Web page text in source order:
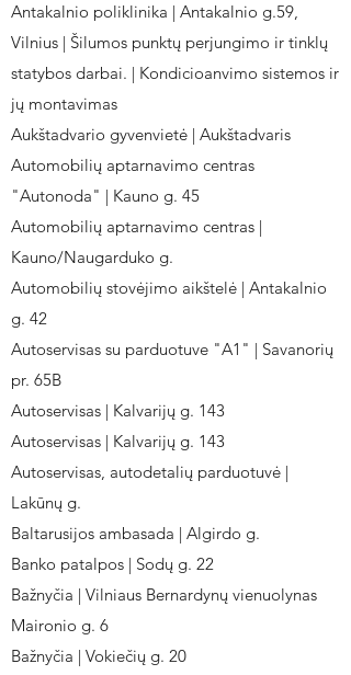
Antakalnio poliklinika | Antakalnio g.59,
Vilnius | Šilumos punktų perjungimo ir tinklų
statybos darbai. | Kondicioanvimo sistemos ir
jų montavimas
Aukštadvario gyvenvietė | Aukštadvaris
Automobilių aptarnavimo centras
"Autonoda" | Kauno g. 45
Automobilių aptarnavimo centras |
Kauno/Naugarduko g.
Automobilių stovėjimo aikštelė | Antakalnio
g. 42
Autoservisas su parduotuve "A1" | Savanorių
pr. 65B
Autoservisas | Kalvarijų g. 143
Autoservisas | Kalvarijų g. 143
Autoservisas, autodetalių parduotuvė |
Lakūnų g.
Baltarusijos ambasada | Algirdo g.
Banko patalpos | Sodų g. 22
Bažnyčia | Vilniaus Bernardynų vienuolynas
Maironio g. 6
Bažnyčia | Vokiečių g. 20